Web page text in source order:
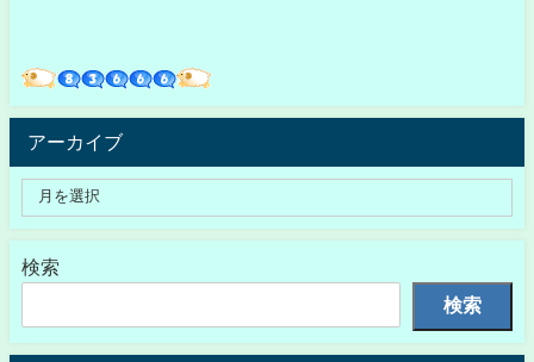
アーカイブ
検索
検索